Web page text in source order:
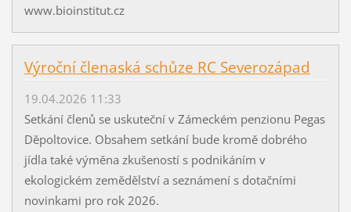
www.bioinstitut.cz
Výroční členaská schůze RC Severozápad
19.04.2026 11:33
Setkání členů se uskuteční v Zámeckém penzionu Pegas
Děpoltovice. Obsahem setkání bude kromě dobrého
jídla také výměna zkušeností s podnikáním v
ekologickém zemědělství a seznámení s dotačními
novinkami pro rok 2026.